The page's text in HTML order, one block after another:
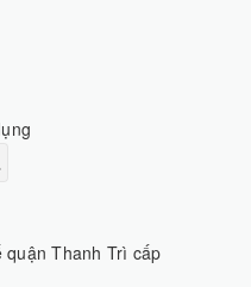
quận Thanh Trì cấp